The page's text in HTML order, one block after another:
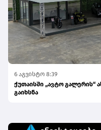
6 აგვისტო 8:39
ქუთაისში „ავტო
გაიხსნა